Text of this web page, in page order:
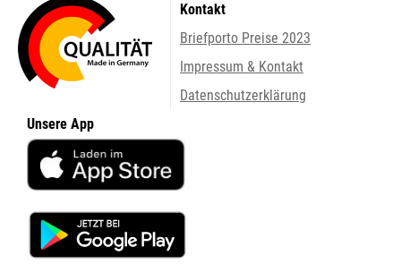
Kontakt
Briefporto Preise 2023
Impressum & Kontakt
Datenschutzerklärung
Unsere App